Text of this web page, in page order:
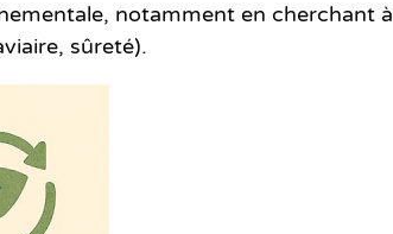
notamment en cherchant à
sûreté).